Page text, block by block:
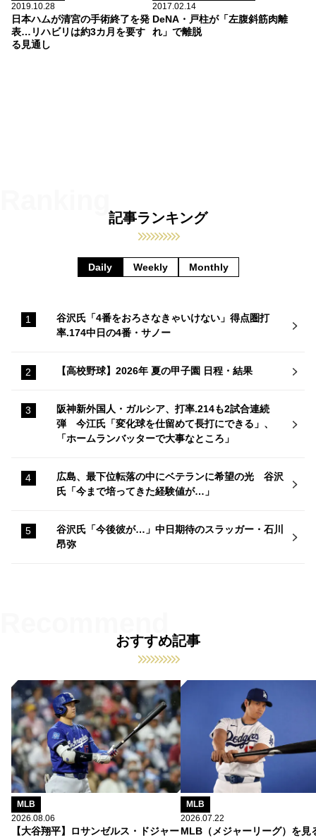
2019.10.28
日本ハムが清宮の手術終了を発
表…リハビリは約3カ月を要す
る見通し
2017.02.14
DeNA・戸柱が「左腹斜筋肉離
れ」で離脱
記事ランキング
Daily Weekly Monthly
谷沢氏「4番をおろさなきゃいけない」得点圏打
率.174中日の4番・サノー
【高校野球】2026年 夏の甲子園 日程・結果
阪神新外国人・ガルシア、打率.214も2試合連続
弾 今江氏「変化球を仕留めて長打にできる」、
「ホームランバッターで大事なところ」
広島、最下位転落の中にベテランに希望の光 谷沢
氏「今まで培ってきた経験値が…」
谷沢氏「今後彼が…」中日期待のスラッガー・石川
昂弥
おすすめ記事
MLB
2026.08.06
【大谷翔平】ロサンゼルス・ドジャー
MLB
2026.07.22
MLB（メジャーリーグ）を見